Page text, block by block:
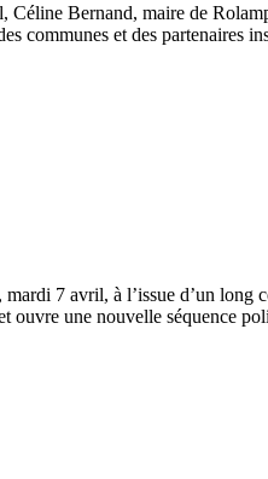
Bernand, maire de
communes et des partenaires
7 avril, à l’issue d’un long
ouvre une nouvelle séquence